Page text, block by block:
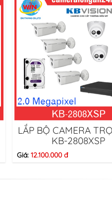
LẮP BỘ CAMERA
KB-2808XSP
Giá:12.100.000 đ